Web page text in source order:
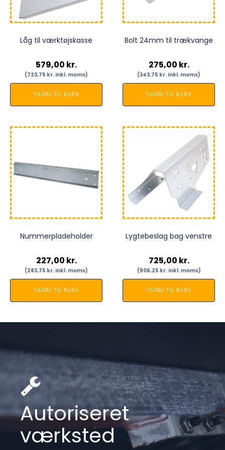
Låg til værktøjskasse
579,00 kr.
(723,75 kr. inkl. moms)
TILFØJ TIL KURV
Bolt 24mm til trækvange
275,00 kr.
(343,75 kr. inkl. moms)
TILFØJ TIL KURV
Nummerpladeholder
227,00 kr.
(283,75 kr. inkl. moms)
TILFØJ TIL KURV
Lygtebeslag bag venstre
725,00 kr.
(906,25 kr.inkl. moms)
TILFØJ TIL KURV
Autoriseret
værksted